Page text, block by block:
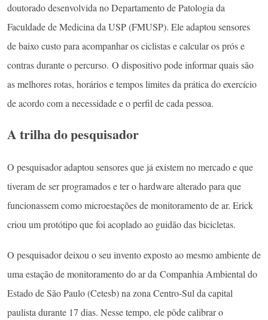
doutorado desenvolvida no Departamento de Patologia da
Faculdade de Medicina da USP (FMUSP). Ele adaptou sensores
de baixo custo para acompanhar os ciclistas e calcular os prós e
contras durante o percurso. O dispositivo pode informar quais são
as melhores rotas, horários e tempos limites da prática do exercício
de acordo com a necessidade e o perfil de cada pessoa.
A trilha do pesquisador
O pesquisador adaptou sensores que já existem no mercado e que
tiveram de ser programados e ter o hardware alterado para que
funcionassem como microestações de monitoramento de ar. Erick
criou um protótipo que foi acoplado ao guidão das bicicletas.
O pesquisador deixou o seu invento exposto ao mesmo ambiente de
uma estação de monitoramento do ar da Companhia Ambiental do
Estado de São Paulo (Cetesb) na zona Centro-Sul da capital
paulista durante 17 dias. Nesse tempo, ele pôde calibrar o